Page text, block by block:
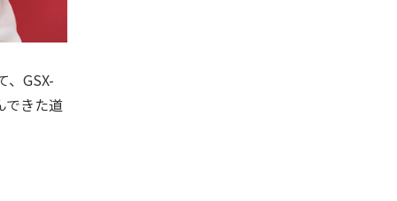
、GSX-
できた道